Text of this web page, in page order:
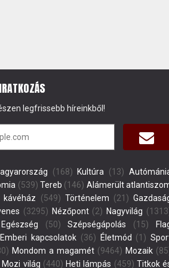
legfrissebb híreinkből!
(168) Kultúra (13)
(539) Tereb (146) Alámerült
kávéház (549) Történelem (21)
(3295) Nézőpont(2) Nagyvilág
Egészség (50) Szépségápolás (15)
Emberi kapcsolatok (36) Életmód (1)
Mondom a magamét (9464) Mozaik
Mozi világ (440) Heti lámpás (459) Titkok